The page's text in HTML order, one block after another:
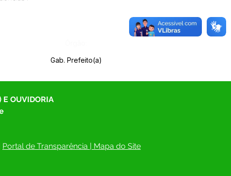
Gab. Prefeito(a)
E OUVIDORIA
Portal de Transparência | Mapa do Site